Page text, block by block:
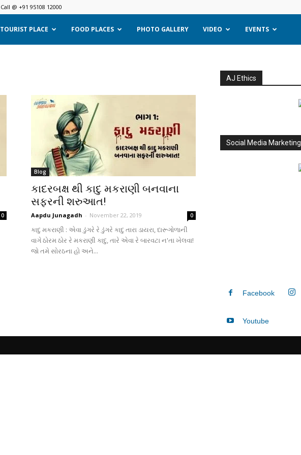
Call @ +91 95108 12000
TOURIST PLACE FOOD PLACES PHOTO GALLERY VIDEO EVENTS
0
Blog
કાદરબક્ષ થી કાદુ મકરાણી બનવાના
સફરની શરુઆત!
Aapdu Junagadh - November 22, 2019 0
કાદુ મકરાણી : એવા ડુંગરે રે ડુંગરે કાદુ તારા ડાયરા, દારૂગોળાની
વાગે ઠોરમ ઠોર રે મકરાણી કાદુ, તારે એવા રે બારવટા ન'તા ખેલવા!
જો તમે સોરઠના હો અને...
AJ Ethics
Social Media Marketing
Facebook
Youtube